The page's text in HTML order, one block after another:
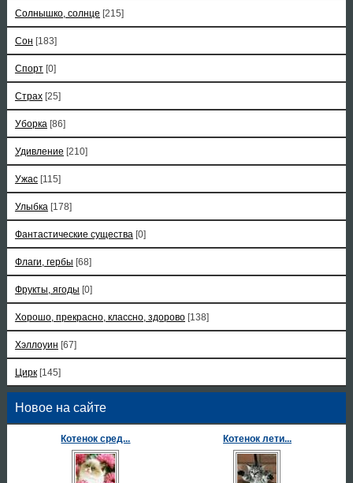
Солнышко, солнце [215]
Сон [183]
Спорт [0]
Страх [25]
Уборка [86]
Удивление [210]
Ужас [115]
Улыбка [178]
Фантастические существа [0]
Флаги, гербы [68]
Фрукты, ягоды [0]
Хорошо, прекрасно, классно, здорово [138]
Хэллоуин [67]
Цирк [145]
Новое на сайте
Котенок сред... Котенок лети...